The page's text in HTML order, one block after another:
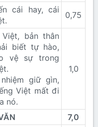
cái hay, cái
0,75​
bản thân
biết tự hào,
vệ sự trong
giữ gìn,
Việt mất đi
nó.
1,0​
7,0